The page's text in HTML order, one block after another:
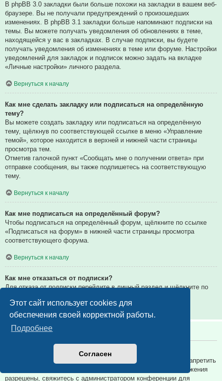
Этот сайт использует cookies для
обеспечения своей корректной работы.
Подробнее
Согласен
В phpBB 3.0 закладки были больше похожи на закладки в вашем веб-
браузере. Вы не получали предупреждений о произошедших
изменениях. В phpBB 3.1 закладки больше напоминают подписки на
темы. Вы можете получать уведомления об обновлениях в теме,
находящейся у вас в закладках. В случае подписки, вы будете
получать уведомления об изменениях в теме или форуме. Настройки
уведомлений для закладок и подписок можно задать на вкладке
«Личные настройки» личного раздела.
Вернуться к началу
Как мне сделать закладку или подписаться на определённую
тему?
Вы можете создать закладку или подписаться на определённую
тему, щёлкнув по соответствующей ссылке в меню «Управление
темой», которое находится в верхней и нижней части страницы
просмотра тем.
Отметив галочкой пункт «Сообщать мне о получении ответа» при
отправке сообщения, вы также подпишетесь на соответствующую
тему.
Вернуться к началу
Как мне подписаться на определённый форум?
Чтобы подписаться на определённый форум, щёлкните по ссылке
«Подписаться на форум» в нижней части страницы просмотра
соответствующего форума.
Вернуться к началу
Как мне отказаться от подписки?
Для отказа от подписки перейдите в личный раздел и щёлкните по
Вернуться к началу
Вложения
Какие вложения разрешены на этой конференции?
Администратор каждой конференции может разрешить или запретить
определённые типы вложений. Если вы не знаете, какие вложения
разрешены, свяжитесь с администратором конференции для